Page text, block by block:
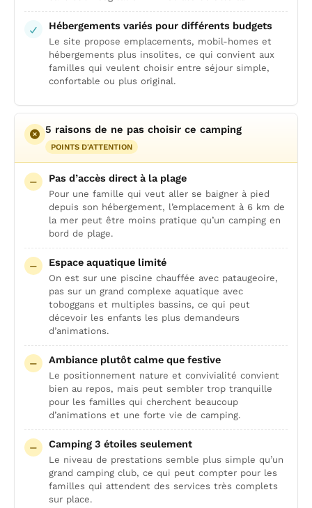
Hébergements variés pour différents budgets
Le site propose emplacements, mobil-homes et
hébergements plus insolites, ce qui convient aux
familles qui veulent choisir entre séjour simple,
confortable ou plus original.
5 raisons de ne pas choisir ce camping
POINTS D'ATTENTION
Pas d’accès direct à la plage
Pour une famille qui veut aller se baigner à pied
depuis son hébergement, l’emplacement à 6 km de
la mer peut être moins pratique qu’un camping en
bord de plage.
Espace aquatique limité
On est sur une piscine chauffée avec pataugeoire,
pas sur un grand complexe aquatique avec
toboggans et multiples bassins, ce qui peut
décevoir les enfants les plus demandeurs
d’animations.
Ambiance plutôt calme que festive
Le positionnement nature et convivialité convient
bien au repos, mais peut sembler trop tranquille
pour les familles qui cherchent beaucoup
d’animations et une forte vie de camping.
Camping 3 étoiles seulement
Le niveau de prestations semble plus simple qu’un
grand camping club, ce qui peut compter pour les
familles qui attendent des services très complets
sur place.